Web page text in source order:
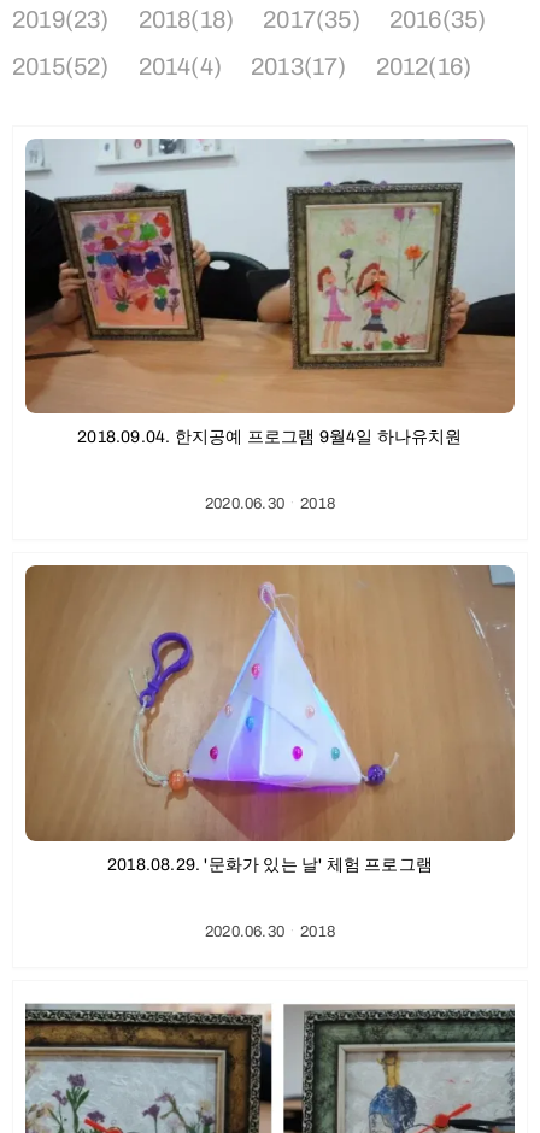
2019(23)
2018(18) 2017(35)
2016(35)
2015(52)
2014(4) 2013(17) 2012(16)
2018.09.04. 한지공예 프로그램 9월4일 하나유치원
2020.06.30ㆍ2018
2018.08.29. '문화가 있는 날' 체험 프로그램
2020.06.30ㆍ2018